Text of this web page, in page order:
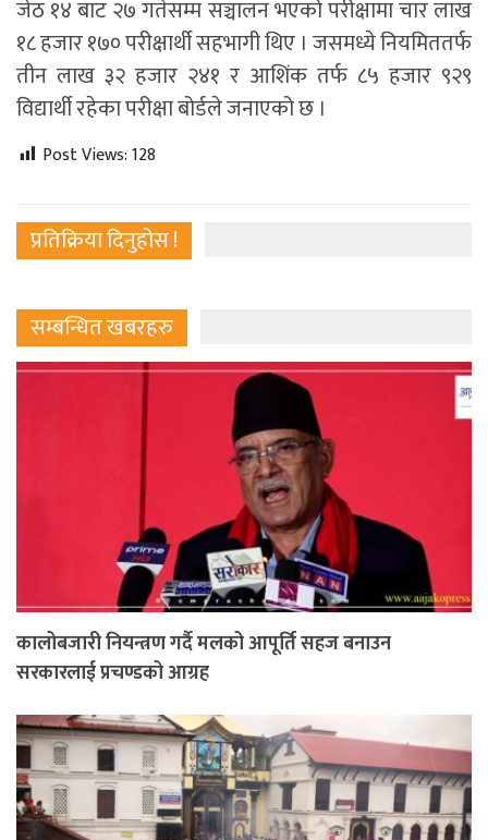
जेठ १४ बाट २७ गतेसम्म सञ्चालन भएको परीक्षामा चार लाख
१८ हजार १७० परीक्षार्थी सहभागी थिए । जसमध्ये नियमिततर्फ
तीन लाख ३२ हजार २४१ र आशिंक तर्फ ८५ हजार ९२९
विद्यार्थी रहेका परीक्षा बोर्डले जनाएको छ ।
Post Views:128
प्रतिक्रिया दिनुहोस !
सम्बन्धित खबरहरु
कालोबजारी नियन्त्रण गर्दै मलको आपूर्ति सहज बनाउन
सरकारलाई प्रचण्डको आग्रह